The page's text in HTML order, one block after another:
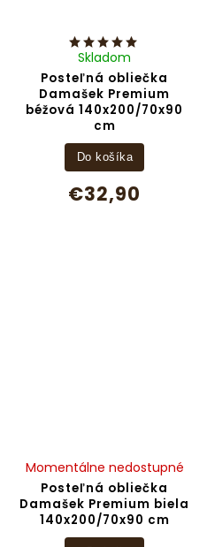
Posteľná obliečka
Damašek Premium
béžová 140x200/70x90
cm
Skladom
€32,90
Do košíka
Posteľná obliečka
Damašek Premium biela
140x200/70x90 cm
Momentálne nedostupné